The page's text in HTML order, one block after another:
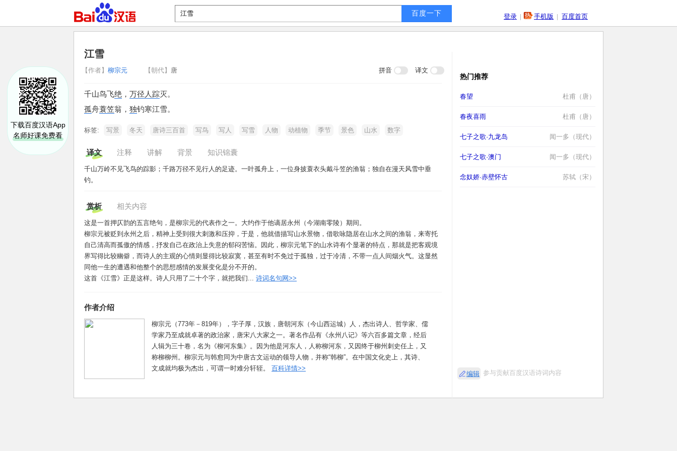
登录 | 手机版 | 百度首页
下载百度汉语App
名师好课免费看
江雪
【作者】 柳宗元 【朝代】 唐 拼音 译文
千山鸟飞绝 ， 万径 人踪灭。
孤舟蓑笠翁， 独钓寒江雪。
标签: 写景 冬天 唐诗三百首 写鸟 写人 写雪 人物 动植物 季节 景色 山水 数字
译文 注释 讲解 背景 知识锦囊
千山万岭不见飞鸟的踪影；千路万径不见行人的足迹。一叶孤舟上，一位身披蓑衣头戴斗笠的渔翁；独自在漫天风雪中垂
钓。
赏析 相关内容
这是一首押仄韵的五言绝句，是柳宗元的代表作之一。大约作于他谪居永州（今湖南零陵）期间。
柳宗元被贬到永州之后，精神上受到很大刺激和压抑，于是，他就借描写山水景物，借歌咏隐居在山水之间的渔翁，来寄托
自己清高而孤傲的情感，抒发自己在政治上失意的郁闷苦恼。因此，柳宗元笔下的山水诗有个显著的特点，那就是把客观境
界写得比较幽僻，而诗人的主观的心情则显得比较寂寞，甚至有时不免过于孤独，过于冷清，不带一点人间烟火气。这显然
同他一生的遭遇和他整个的思想感情的发展变化是分不开的。
这首《江雪》正是这样。诗人只用了二十个字，就把我们... 诗词名句网>>
作者介绍
柳宗元（773年－819年），字子厚，汉族，唐朝河东（今山西运城）人，杰出诗人、哲学家、儒
学家乃至成就卓著的政治家，唐宋八大家之一。著名作品有《永州八记》等六百多篇文章，经后
人辑为三十卷，名为《柳河东集》。因为他是河东人，人称柳河东，又因终于柳州刺史任上，又
称柳柳州。柳宗元与韩愈同为中唐古文运动的领导人物，并称“韩柳”。在中国文化史上，其诗、
文成就均极为杰出，可谓一时难分轩轾。
百科详情>>
热门推荐
春望 杜甫（唐）
春夜喜雨 杜甫（唐）
七子之歌·九龙岛 闻一多（现代）
七子之歌·澳门 闻一多（现代）
念奴娇·赤壁怀古 苏轼（宋）
编辑 参与贡献百度汉语诗词内容